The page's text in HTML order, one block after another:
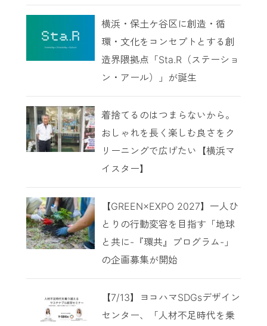
横浜・保土ケ谷区に創造・循
環・文化をコンセプトとする創
造界隈拠点「Sta.R（ステーショ
ン・アール）」が誕生
着捨てるのはつまらないから。
おしゃれを長く楽しむ良さをク
リーニングで広げたい【横浜マ
イスター】
【GREEN×EXPO 2027】一人ひ
とりの行動変容を目指す「地球
と共に-『環共』プログラム-」
の企画募集が開始
【7/13】ヨコハマSDGsデザイン
センター、「人材不足時代を乗